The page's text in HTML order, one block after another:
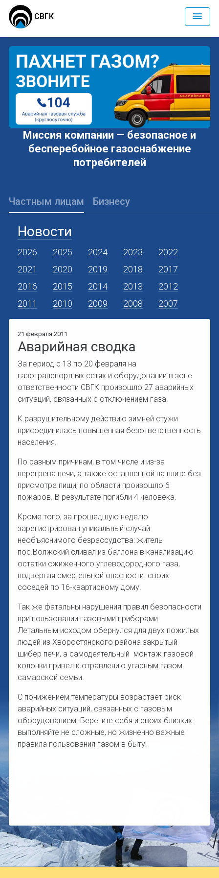
СВГК
Миссия компании — безопасное и
бесперебойное газоснабжение
потребителей
Частным лицам Бизнесу
Новости
2026 2025 2024 2023
2022
2021
2020 2019 2018
2017
2016
2015 2014 2013
2012
2011
2010 2009 2008 2007
21 февраля 2011
Аварийная сводка
За период с 13 по 20 февраля на
газотранспортных сетях и оборудовании в зоне
ответственности СВГК произошло 27 аварийных
ситуаций, связанных с отключением газа.
К разрушительному действию зимней стужи
присоединилась повышенная безответственность
населения.
По разным причинам, в том числе и из-за
перегрева печи, а также оставленной на плите без
присмотра пищи, по области произошло 6
пожаров. В результате погибли 4 человека.
Кроме того, за прошедшую неделю
зарегистрирован уникальный случай
необъяснимого безрассудства: житель
пос.Волжский сливал из баллона в канализацию
остатки сжиженного углеводородного газа,
подвергая смертельной опасности своих
соседей по 16-квартирному дому.
Так же фатальны нарушения правил безопасности
при пользовании газовыми приборами.
Летальным исходом обернулся для двух пожилых
людей из Хворостянского района закрытый
шибер печи, а самодеятельный монтаж газовой
колонки привел к отравлению угарным газом
самарской семьи.
С понижением температуры возрастает риск
аварийных ситуаций, связанных с газовым
оборудованием. Берегите себя и своих близких:
выполняйте не сложные, но жизненно важные
правила пользования газом в быту!